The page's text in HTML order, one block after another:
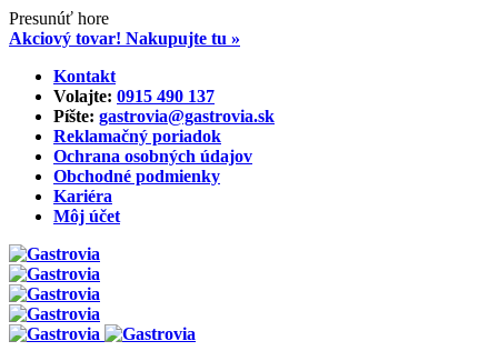
Presunúť hore
Akciový tovar! Nakupujte tu »
content
Kontakt
Volajte: 0915 490 137‬
Píšte: gastrovia@gastrovia.sk‬
Reklamačný poriadok
Ochrana osobných údajov
Obchodné podmienky
Kariéra
Môj účet